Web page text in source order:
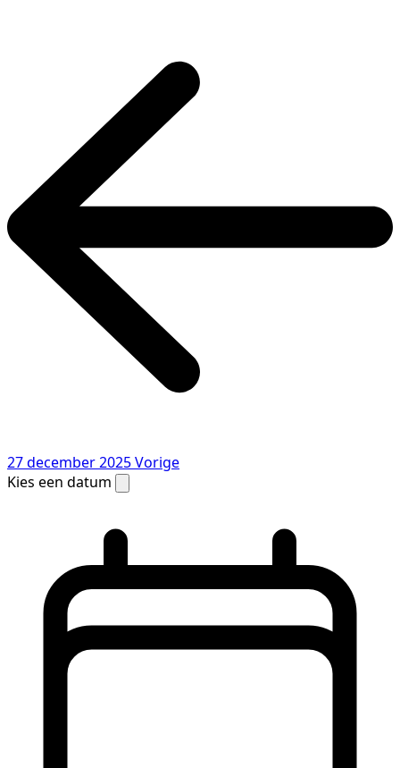
27 december 2025Vorige
Kies een datum